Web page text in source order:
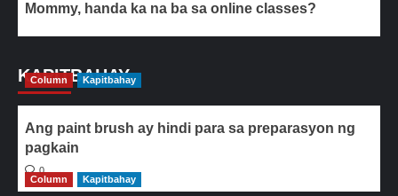
Mommy, handa ka na ba sa online classes?
KAPITBAHAY
Column Kapitbahay
Ang paint brush ay hindi para sa preparasyon ng
pagkain
0
Column
Kapitbahay